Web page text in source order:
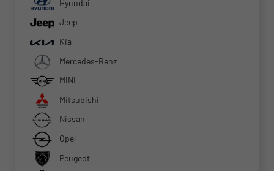
Hyundai
Jeep
Kia
Mercedes-Benz
MINI
Mitsubishi
Nissan
Opel
Peugeot